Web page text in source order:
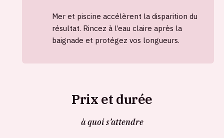
Mer et piscine accélèrent la disparition du
résultat. Rincez à l’eau claire après la
baignade et protégez vos longueurs.
Prix et durée
à quoi s’attendre